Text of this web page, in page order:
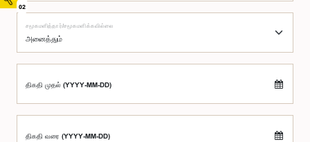
02
சமூகமளித்தார்/சமூகமளிக்கவில்லை
திகதி முதல் (YYYY-MM-DD)
திகதி வரை (YYYY-MM-DD)